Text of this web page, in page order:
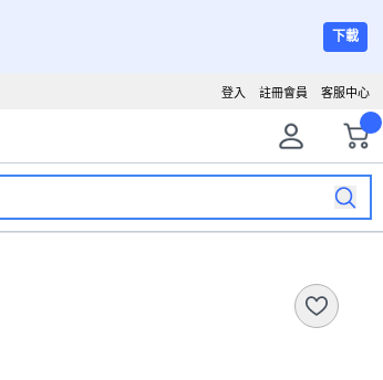
下載
客服中心
註冊會員
登入